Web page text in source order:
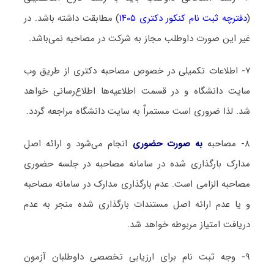
(دفترچه ثبت نام کنکور دکتری ۱۴۰۵
) مطابقت داشته باشد. در
غیر این صورت داوطلب مجاز به شرکت در مصاحبه نمی‌باشد.
۷- اطلاعات تکمیلی در خصوص مصاحبه دکتری از طریق وب
سایت دانشگاه و در قسمت اطلاعیه‌ها اطلاع‌رسانی خواهد
شد. لذا ضروری است مستمراٌ به سایت دانشگاه مراجعه گردد.
۸- مصاحبه به صورت حضوری انجام می‌شود و ارائه اصل
مدارک بارگذاری شده در سامانه مصاحبه در جلسه حضوری
مصاحبه الزامی است. عدم بارگذاری مدارک در سامانه مصاحبه
و یا عدم ارائه اصل مستندات بارگذاری شده منجر به‌ عدم
دریافت امتیاز مربوطه خواهد شد.
۹- وجه ثبت نام برای ارزیابی تخصصی داوطلبان آزمون